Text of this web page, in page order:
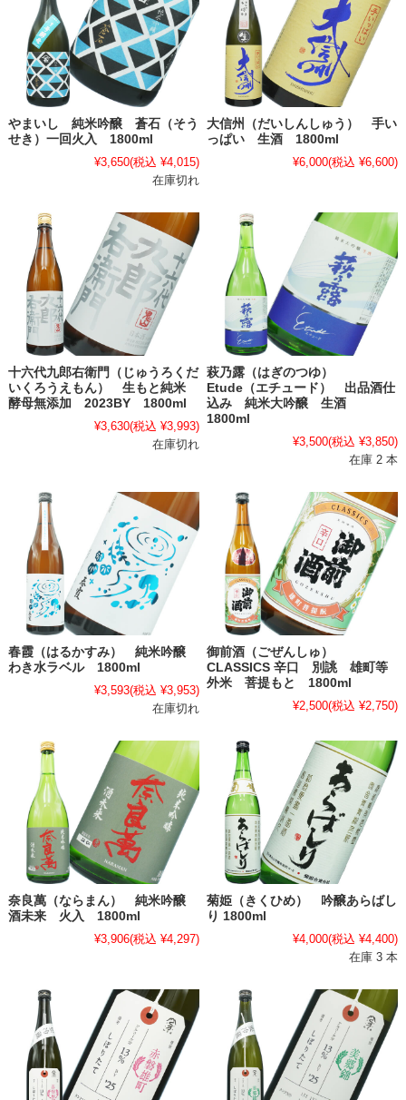
やまいし 純米吟醸 蒼石（そう
せき）一回火入 1800ml
¥3,650(税込 ¥4,015)
在庫切れ
大信州（だいしんしゅう） 手い
っぱい 生酒 1800ml
¥6,000(税込 ¥6,600)
十六代九郎右衛門（じゅうろくだ
いくろうえもん） 生もと純米
酵母無添加 2023BY 1800ml
¥3,630(税込 ¥3,993)
在庫切れ
萩乃露（はぎのつゆ）
Etude（エチュード） 出品酒仕
込み 純米大吟醸 生酒
1800ml
¥3,500(税込 ¥3,850)
在庫 2 本
春霞（はるかすみ） 純米吟醸
わき水ラベル 1800ml
¥3,593(税込 ¥3,953)
在庫切れ
御前酒（ごぜんしゅ）
CLASSICS 辛口 別誂 雄町等
外米 菩提もと 1800ml
¥2,500(税込 ¥2,750)
奈良萬（ならまん） 純米吟醸
酒未来 火入 1800ml
¥3,906(税込 ¥4,297)
菊姫（きくひめ） 吟醸あらばし
り 1800ml
¥4,000(税込 ¥4,400)
在庫 3 本